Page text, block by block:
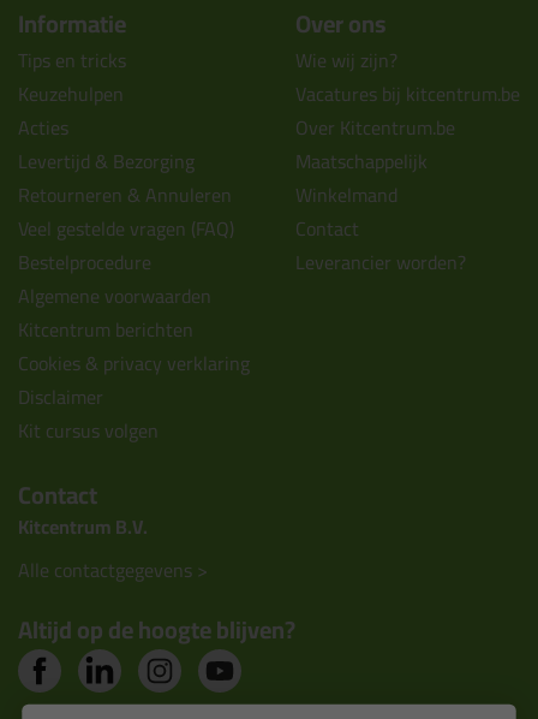
Informatie
Tips en tricks
Keuzehulpen
Acties
Levertijd & Bezorging
Retourneren & Annuleren
Veel gestelde vragen (FAQ)
Bestelprocedure
Algemene voorwaarden
Kitcentrum berichten
Cookies & privacy verklaring
Disclaimer
Kit cursus volgen
Over ons
Wie wij zijn?
Vacatures bij kitcentrum.be
Over Kitcentrum.be
Maatschappelijk
Winkelmand
Contact
Leverancier worden?
Contact
Kitcentrum B.V.
Alle contactgegevens >
Altijd op de hoogte blijven?